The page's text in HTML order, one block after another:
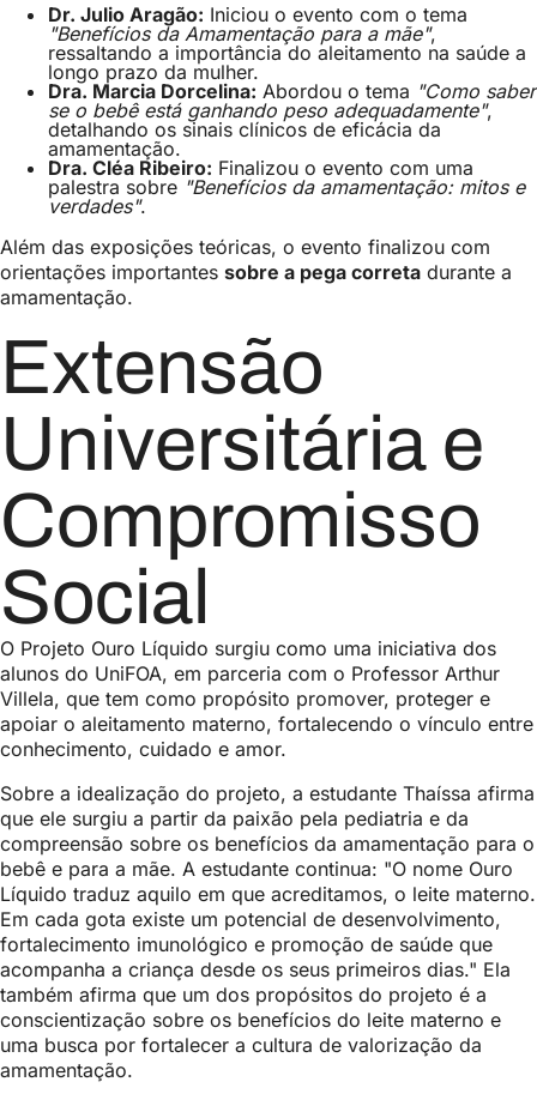
Dr. Julio Aragão: Iniciou o evento com o tema
"Benefícios da Amamentação para a mãe",
ressaltando a importância do aleitamento na saúde a
longo prazo da mulher.
Dra. Marcia Dorcelina: Abordou o tema "Como saber
se o bebê está ganhando peso adequadamente",
detalhando os sinais clínicos de eficácia da
amamentação.
Dra. Cléa Ribeiro: Finalizou o evento com uma
palestra sobre "Benefícios da amamentação: mitos e
verdades".
Além das exposições teóricas, o evento finalizou com
orientações importantes sobre a pega correta durante a
amamentação.
Extensão
Universitária e
Compromisso
Social
O Projeto Ouro Líquido surgiu como uma iniciativa dos
alunos do UniFOA, em parceria com o Professor Arthur
Villela, que tem como propósito promover, proteger e
apoiar o aleitamento materno, fortalecendo o vínculo entre
conhecimento, cuidado e amor.
Sobre a idealização do projeto, a estudante Thaíssa afirma
que ele surgiu a partir da paixão pela pediatria e da
compreensão sobre os benefícios da amamentação para o
bebê e para a mãe. A estudante continua: "O nome Ouro
Líquido traduz aquilo em que acreditamos, o leite materno.
Em cada gota existe um potencial de desenvolvimento,
fortalecimento imunológico e promoção de saúde que
acompanha a criança desde os seus primeiros dias." Ela
também afirma que um dos propósitos do projeto é a
conscientização sobre os benefícios do leite materno e
uma busca por fortalecer a cultura de valorização da
amamentação.